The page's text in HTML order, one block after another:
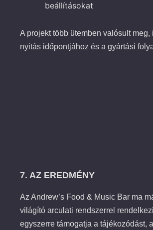
beállításokat
A projekt több ütemben valósult meg,
nyitás időpontjához és a gyártási
7. AZ EREDMÉNY
Az Andrew’s Food & Music Bar ma
világító arculati rendszerrel
egyszerre támogatja a tájékozódást,